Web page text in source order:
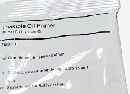
VOORBEHANDELING
Reinigen
Primer
BEHANDELING
Olie
Wood Shield